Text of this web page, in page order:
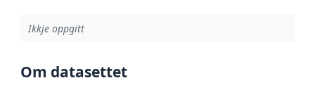
Ikkje oppgitt
Om datasettet